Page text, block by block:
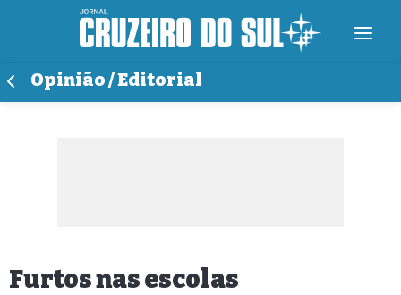
Opinião / Editorial
Furtos nas escolas